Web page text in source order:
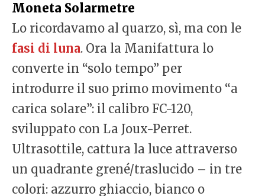
Moneta Solarmetre
Lo ricordavamo al quarzo, sì, ma con le
fasi di luna. Ora la Manifattura lo
converte in “solo tempo” per
introdurre il suo primo movimento “a
carica solare”: il calibro FC-120,
sviluppato con La Joux-Perret.
Ultrasottile, cattura la luce attraverso
un quadrante grené/traslucido – in tre
colori: azzurro ghiaccio, bianco o